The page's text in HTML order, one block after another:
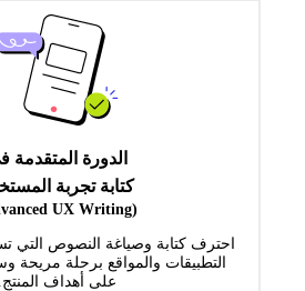
الدورة المتقدمة
كتابة تجربة
(Advanced UX Writing)
احترف كتابة وصياغة النصوص التي
التطبيقات والمواقع برحلة مريحة
على أهداف المنتج.